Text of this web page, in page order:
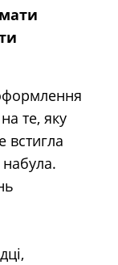
те, яку
встигла